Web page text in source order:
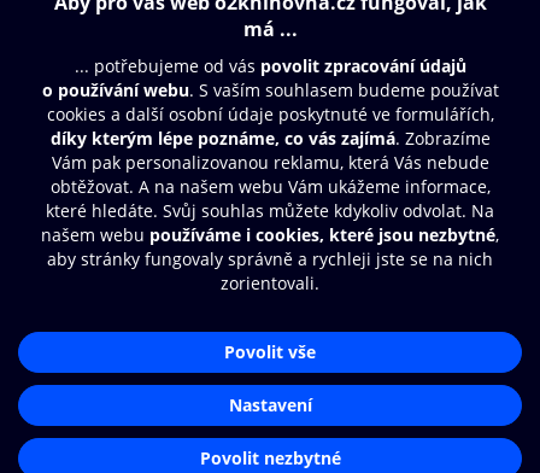
Obsah ke stažení
Moje O2 Knihovna
Další zábava
© O2 Czech Republic a.s.
Přístupnost
Zásady zpracování osobních údajů
Nastavení cookies
Aplikace O2 Knihovna
Čti a poslouchej své e-knihy a
audioknihy rychleji a pohodlněji.